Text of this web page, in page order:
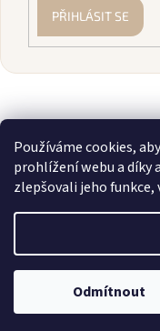
Používáme cookies,
prohlížení webu a díky
zlepšovali jeho
Odmítnout
💎 Staňte se členkou
PŘIHLÁSIT SE
Copyright 2026